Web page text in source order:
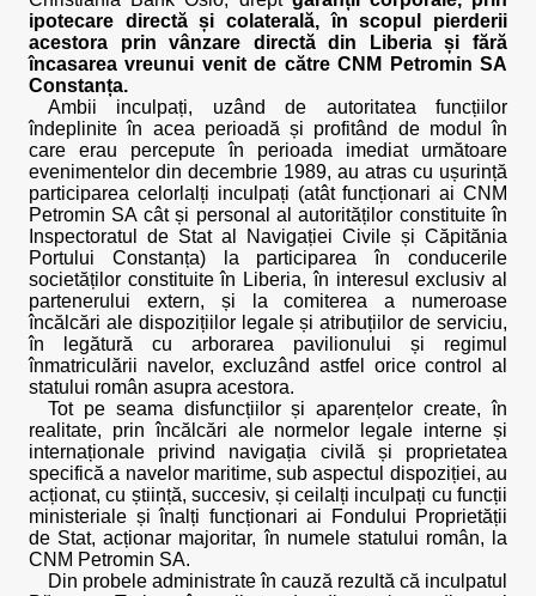
ipotecare directă și colaterală, în scopul pierderii
acestora prin vânzare directă din Liberia și fără
încasarea vreunui venit de către CNM Petromin SA
Constanța.
Ambii inculpați, uzând de autoritatea funcțiilor
îndeplinite în acea perioadă și profitând de modul în
care erau percepute în perioada imediat următoare
evenimentelor din decembrie 1989, au atras cu ușurință
participarea celorlalți inculpați (atât funcționari ai CNM
Petromin SA cât și personal al autorităților constituite în
Inspectoratul de Stat al Navigației Civile și Căpitănia
Portului Constanța) la participarea în conducerile
societăților constituite în Liberia, în interesul exclusiv al
partenerului extern, și la comiterea a numeroase
încălcări ale dispozițiilor legale și atribuțiilor de serviciu,
în legătură cu arborarea pavilionului și regimul
înmatriculării navelor, excluzând astfel orice control al
statului român asupra acestora.
Tot pe seama disfuncțiilor și aparențelor create, în
realitate, prin încălcări ale normelor legale interne și
internaționale privind navigația civilă și proprietatea
specifică a navelor maritime, sub aspectul dispoziției, au
acționat, cu știință, succesiv, și ceilalți inculpați cu funcții
ministeriale și înalți funcționari ai Fondului Proprietății
de Stat, acționar majoritar, în numele statului român, la
CNM Petromin SA.
Din probele administrate în cauză rezultă că inculpatul